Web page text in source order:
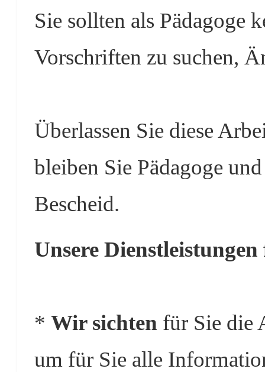
Sie sollten als Pädagoge
Vorschriften zu suchen,
Überlassen Sie diese
bleiben Sie Pädagoge
Bescheid.
Unsere
* Wir sichten für Sie die
um für Sie alle